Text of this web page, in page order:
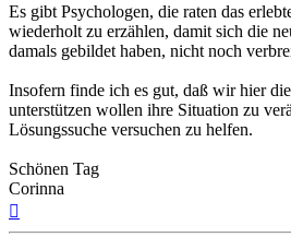
Es gibt Psychologen, die raten das
wiederholt zu erzählen, damit sich die
damals gebildet haben, nicht noch
Insofern finde ich es gut, daß wir hier
unterstützen wollen ihre Situation zu
Lösungssuche versuchen zu helfen.
Schönen Tag
Corinna